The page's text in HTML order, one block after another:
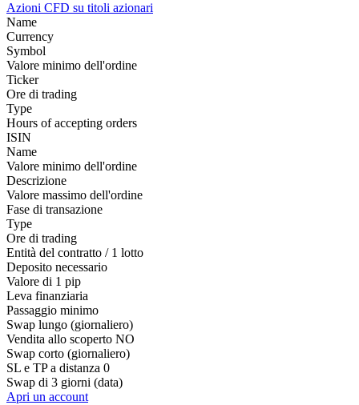
Azioni CFD su titoli azionari
Name
Currency
Symbol
Valore minimo dell'ordine
Ticker
Ore di trading
Type
Hours of accepting orders
ISIN
Name
Valore minimo dell'ordine
Descrizione
Valore massimo dell'ordine
Fase di transazione
Type
Ore di trading
Entità del contratto / 1 lotto
Deposito necessario
Valore di 1 pip
Leva finanziaria
Passaggio minimo
Swap lungo (giornaliero)
Vendita allo scoperto NO
Swap corto (giornaliero)
SL e TP a distanza 0
Swap di 3 giorni (data)
Apri un account